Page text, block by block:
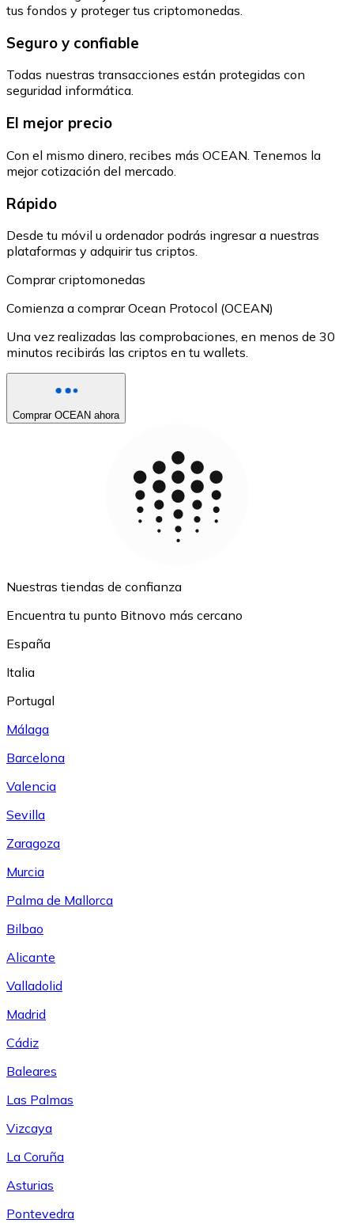
tus fondos y proteger tus criptomonedas.
Seguro y confiable
Todas nuestras transacciones están protegidas con
seguridad informática.
El mejor precio
Con el mismo dinero, recibes más OCEAN. Tenemos la
mejor cotización del mercado.
Rápido
Desde tu móvil u ordenador podrás ingresar a nuestras
plataformas y adquirir tus criptos.
Comprar criptomonedas
Comienza a comprar Ocean Protocol (OCEAN)
Una vez realizadas las comprobaciones, en menos de 30
minutos recibirás las criptos en tu wallets.
Comprar OCEAN ahora
Nuestras tiendas de confianza
Encuentra tu punto Bitnovo más cercano
España
Italia
Portugal
Málaga
Barcelona
Valencia
Sevilla
Zaragoza
Murcia
Palma de Mallorca
Bilbao
Alicante
Valladolid
Madrid
Cádiz
Baleares
Las Palmas
Vizcaya
La Coruña
Asturias
Pontevedra